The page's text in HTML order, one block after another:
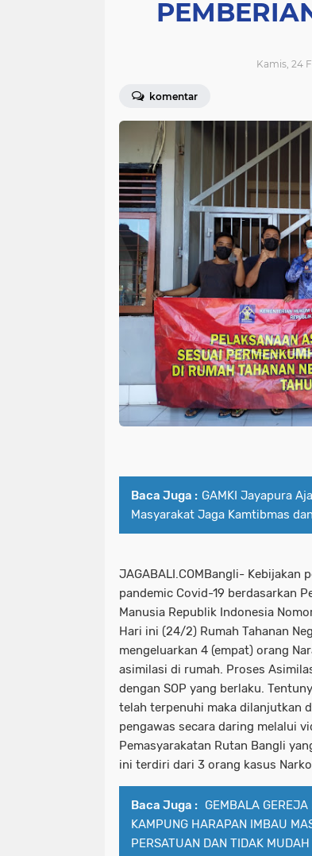
Kamis, 24
komentar
Baca Juga : GAMKI Jayapura
Masyarakat Jaga Kamtibmas
JAGABALI.COMBangli-
pandemic Covid-19 berdasarkan
Manusia Republik Indonesia
Hari ini (24/2) Rumah Tahanan
mengeluarkan 4 (empat) orang
asimilasi di rumah. Proses
dengan SOP yang berlaku.
telah terpenuhi maka dilanjutkan
pengawas secara daring melalui
Pemasyarakatan Rutan Bangli
ini terdiri dari 3 orang kasus
Baca Juga : GEMBALA
KAMPUNG HARAPAN IMBAU
PERSATUAN DAN TIDAK MUDAH